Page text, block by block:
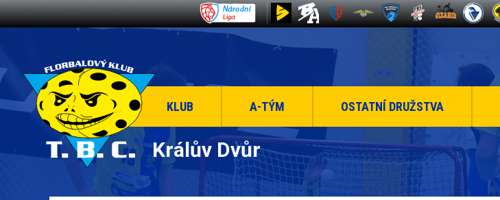
KLUB A-TÝM OSTATNÍ DRUŽSTVA
Králův Dvůr